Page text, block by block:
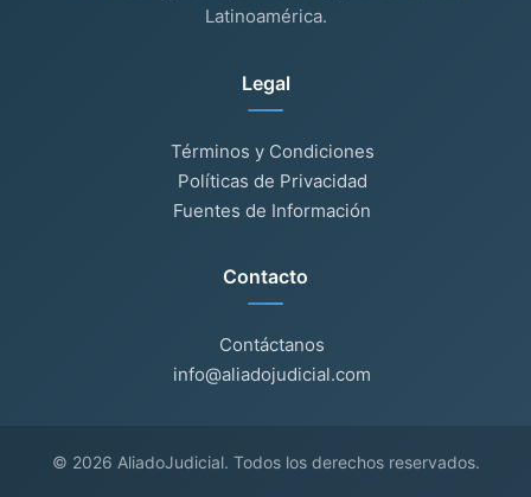
Latinoamérica.
Legal
Términos y Condiciones
Políticas de Privacidad
Fuentes de Información
Contacto
Contáctanos
info@aliadojudicial.com
© 2026 AliadoJudicial. Todos los derechos reservados.